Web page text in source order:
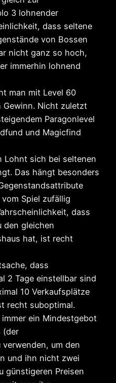
3 lohnender
dass seltene
von Bossen
nicht ganz so hoch,
immerhin lohnend
man mit Level 60
Gewinn. Nicht zuletzt
Paragonlevel
und Magicfind
Lohnt sich bei seltenen
Das hängt besonders
Spiel zufällig
dass
den gleichen
hat, ist recht
dass
2 Tage einstellbar sind
10 Verkaufsplätze
recht suboptimal.
ein Mindestgebot
(der
um den
und ihn nicht zwei
günstigeren Preisen